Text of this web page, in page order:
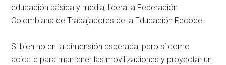
educación básica y media, lidera la Federación
Colombiana de Trabajadores de la Educación Fecode.
Si bien no en la dimensión esperada, pero sí como
acicate para mantener las movilizaciones y proyectar un